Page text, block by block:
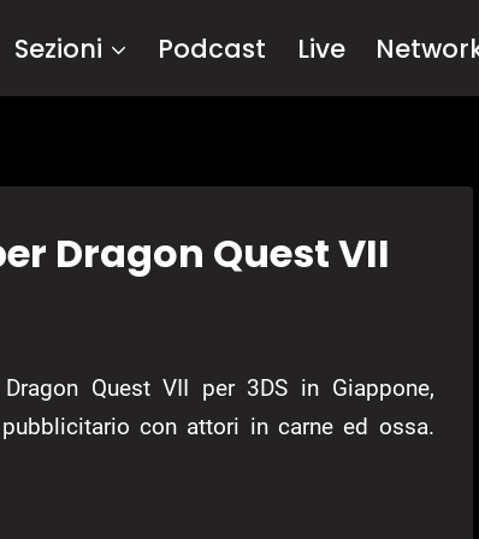
Sezioni Podcast Live
Dragon Quest VII
Quest VII per 3DS in Giappone,
con attori in carne ed ossa.